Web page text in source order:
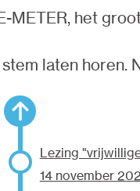
het
laten horen.
Lezing
14 november